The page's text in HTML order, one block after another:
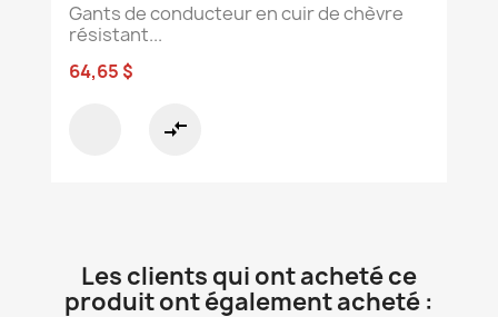
Gants de conducteur en cuir de chèvre
résistant...
64,65 $
compare_arrows
Les clients qui ont acheté ce
produit ont également acheté :